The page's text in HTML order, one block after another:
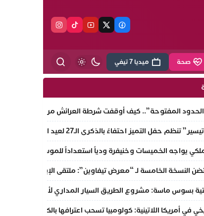
صحة ميديا 7 تيفي
“الحدود المفتوحة”.. كيف أوقفت شرطة العرائش مروجة الاتهامات
التميز احتفاءً بالذكرى الـ27 لعيد العرش المجيد وتطلق مبادرة نبيلة لمحاربة الهدر المدرسي
يواجه الخميسات وخنيفرة ودياً استعداداً للموسم الجديد
النسخة الخامسة لـ “معرض تيفاوين”: ملتقى الإبداع والتنوع
بسوس ماسة: مشروع الطريق السيار المداري لأكادير نحو
في أمريكا اللاتينية: كولومبيا تسحب اعترافها بالكيان